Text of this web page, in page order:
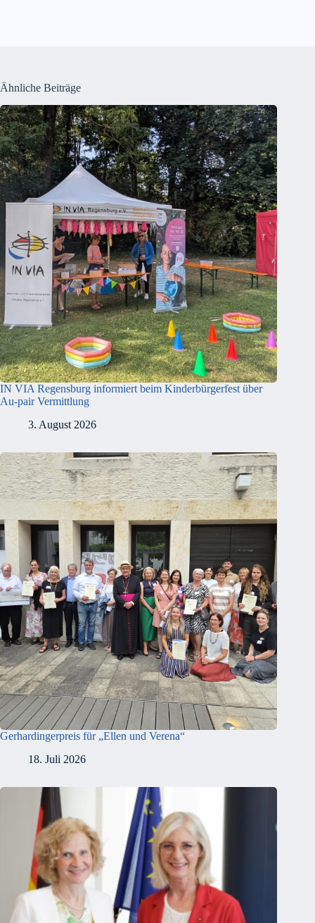
Ähnliche Beiträge
IN VIA Regensburg informiert beim Kinderbürgerfest über
Au-pair Vermittlung
3. August 2026
Gerhardingerpreis für „Ellen und Verena“
18. Juli 2026